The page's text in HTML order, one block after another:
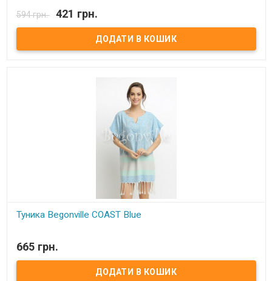
Состав: футболка - 92% модал, 8% эластан, капри - 92% хлопок, 8%
эластан. Упаковка: ПВХ пакет Производитель: Hays,Турция.
594 грн. 421 грн.
Туника Begonville COAST Blue
Туника Begonville COAST Blue Размер: универсальный. Длина
80см, ширина 57см. Состав: 100% хлопок Упаковка: ПВХ
Производитель:Begonville (Турция)
665 грн.